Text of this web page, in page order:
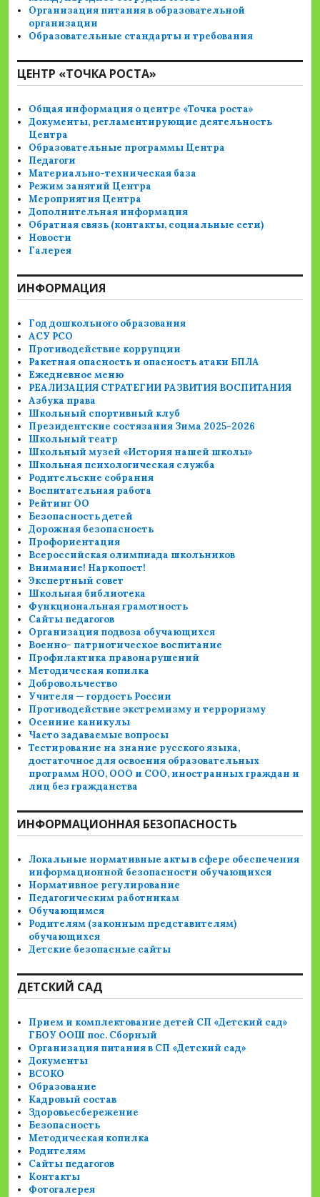
Организация питания в образовательной
организации
Образовательные стандарты и требования
ЦЕНТР «ТОЧКА РОСТА»
Общая информация о центре «Точка роста»
Документы, регламентирующие деятельность
Центра
Образовательные программы Центра
Педагоги
Материально-техническая база
Режим занятий Центра
Мероприятия Центра
Дополнительная информация
Обратная связь (контакты, социальные сети)
Новости
Галерея
ИНФОРМАЦИЯ
Год дошкольного образования
АСУ РСО
Противодействие коррупции
Ракетная опасность и опасность атаки БПЛА
Ежедневное меню
РЕАЛИЗАЦИЯ СТРАТЕГИИ РАЗВИТИЯ ВОСПИТАНИЯ
Азбука права
Школьный спортивный клуб
Президентские состязания Зима 2025-2026
Школьный театр
Школьный музей «История нашей школы»
Школьная психологическая служба
Родительские собрания
Воспитательная работа
Рейтинг ОО
Безопасность детей
Дорожная безопасность
Профориентация
Всероссийская олимпиада школьников
Внимание! Наркопост!
Экспертный совет
Школьная библиотека
Функциональная грамотность
Сайты педагогов
Организация подвоза обучающихся
Военно- патриотическое воспитание
Профилактика правонарушений
Методическая копилка
Добровольчество
Учителя — гордость России
Противодействие экстремизму и терроризму
Осенние каникулы
Часто задаваемые вопросы
Тестирование на знание русского языка,
достаточное для освоения образовательных
программ НОО, ООО и СОО, иностранных граждан и
лиц без гражданства
ИНФОРМАЦИОННАЯ БЕЗОПАСНОСТЬ
Локальные нормативные акты в сфере обеспечения
информационной безопасности обучающихся
Нормативное регулирование
Педагогическим работникам
Обучающимся
Родителям (законным представителям)
обучающихся
Детские безопасные сайты
ДЕТСКИЙ САД
Прием и комплектование детей СП «Детский сад»
ГБОУ ООШ пос. Сборный
Организация питания в СП «Детский сад»
Документы
ВСОКО
Образование
Кадровый состав
Здоровьесбережение
Безопасность
Методическая копилка
Родителям
Сайты педагогов
Контакты
Фотогалерея